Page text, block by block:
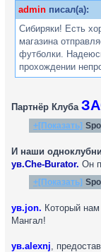
admin писал(а):
Сибиряки! Есть
магазина
футболки.
прохождении
Партнёр Клуба
+[Показать]
И наши
ув.Che-Burator. Он
+[Показать]
ув.jon. Который
Мангал!
ув.alexnj,